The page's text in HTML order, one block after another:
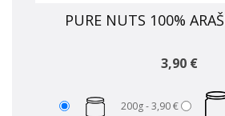
PURE NUTS 100%
3,90 €
200g -3,90 €